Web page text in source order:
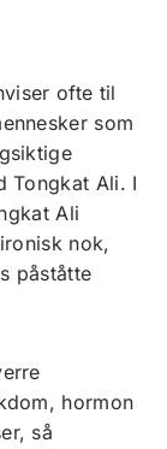
ofte til
som
Tongkat Ali. I
Ali
nok,
påståtte
hormon
så